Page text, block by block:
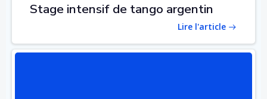
Stage intensif de tango argentin
Lire l'article